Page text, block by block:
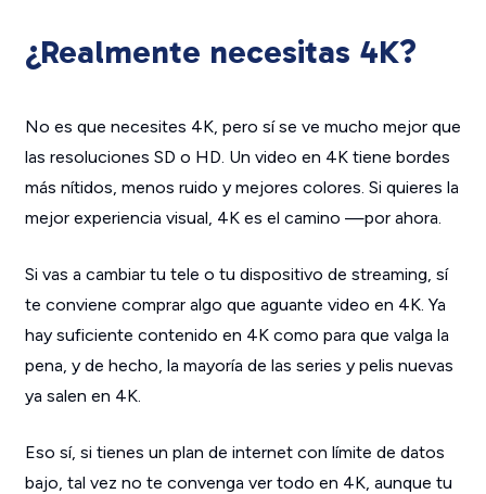
¿Realmente necesitas 4K?
No es que necesites 4K, pero sí se ve mucho mejor que
las resoluciones SD o HD. Un video en 4K tiene bordes
más nítidos, menos ruido y mejores colores. Si quieres la
mejor experiencia visual, 4K es el camino —por ahora.
Si vas a cambiar tu tele o tu dispositivo de streaming, sí
te conviene comprar algo que aguante video en 4K. Ya
hay suficiente contenido en 4K como para que valga la
pena, y de hecho, la mayoría de las series y pelis nuevas
ya salen en 4K.
Eso sí, si tienes un plan de internet con límite de datos
bajo, tal vez no te convenga ver todo en 4K, aunque tu